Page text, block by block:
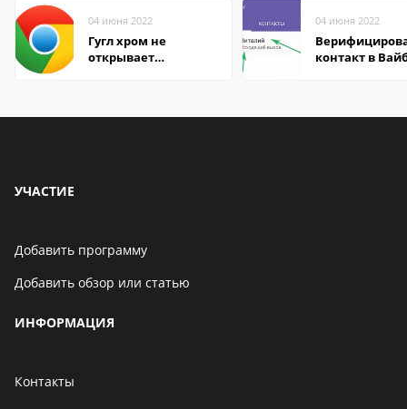
04 июня 2022
Гугл хром не
открывает
04 июня 2022
контакт в
УЧАСТИЕ
Добавить программу
Добавить обзор или статью
ИНФОРМАЦИЯ
Контакты